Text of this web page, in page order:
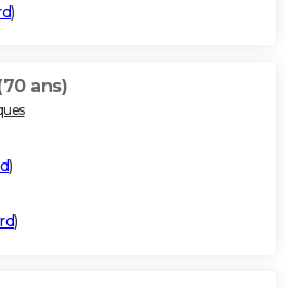
)
ans)
)
)